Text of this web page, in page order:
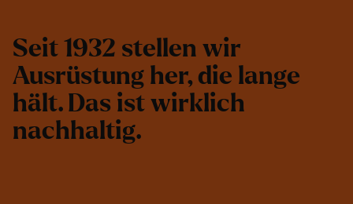
Seit 1932 stellen wir
Ausrüstung her, die lange
hält. Das ist wirklich
nachhaltig.